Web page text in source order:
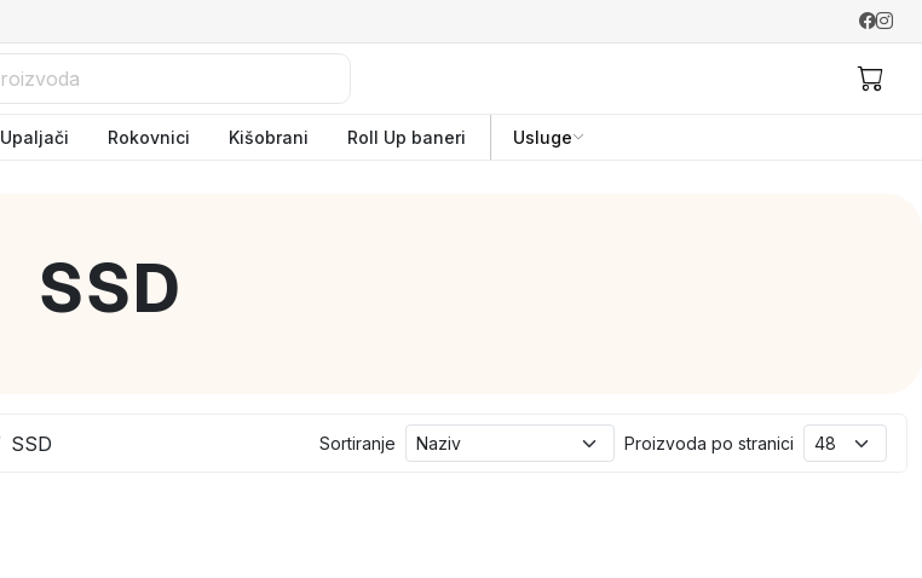
Upaljači Rokovnici Kišobrani Roll Up baneri Usluge
SSD
SSD Sortiranje Proizvoda po stranici